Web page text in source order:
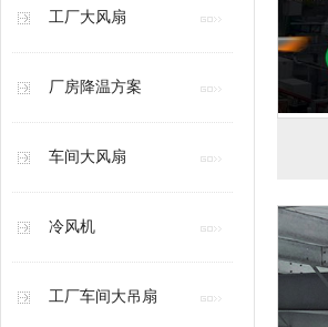
工厂大风扇
厂房降温方案
车间大风扇
冷风机
工厂车间大吊扇